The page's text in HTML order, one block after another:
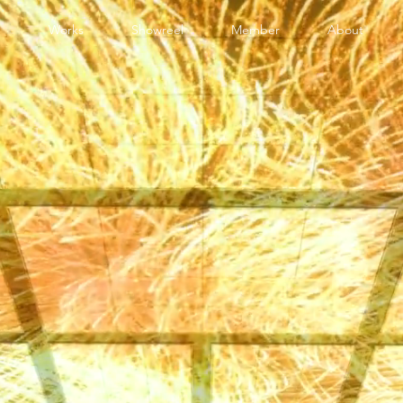
Works Showreel Member About